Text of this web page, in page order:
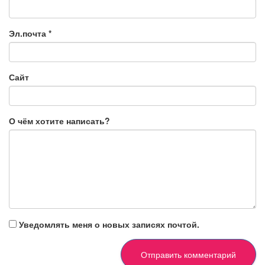
Эл.почта *
Сайт
О чём хотите написать?
Уведомлять меня о новых записях почтой.